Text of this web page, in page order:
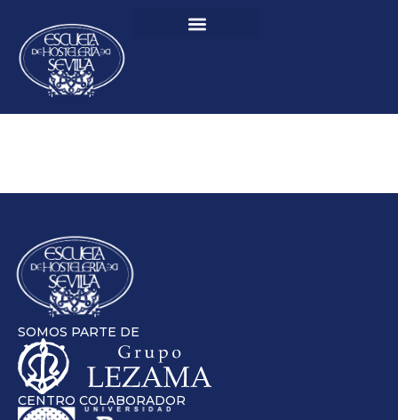
SOMOS PARTE DE
CENTRO COLABORADOR